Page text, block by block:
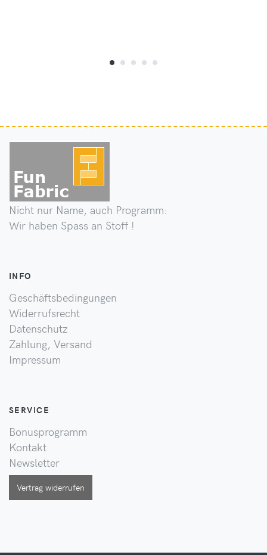
Nicht nur Name, auch Programm:
Wir haben Spass an Stoff !
INFO
Geschäftsbedingungen
Widerrufsrecht
Datenschutz
Zahlung, Versand
Impressum
SERVICE
Bonusprogramm
Kontakt
Newsletter
Vertrag widerrufen